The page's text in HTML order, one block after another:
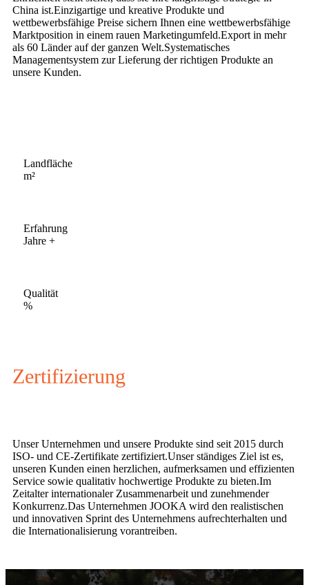
China ist.Einzigartige und kreative Produkte und
wettbewerbsfähige Preise sichern Ihnen eine wettbewerbsfähige
Marktposition in einem rauen Marketingumfeld.Export in mehr
als 60 Länder auf der ganzen Welt.Systematisches
Managementsystem zur Lieferung der richtigen Produkte an
unsere Kunden.
Landfläche
m²
Erfahrung
Jahre +
Qualität
%
Zertifizierung
Unser Unternehmen und unsere Produkte sind seit 2015 durch
ISO- und CE-Zertifikate zertifiziert.Unser ständiges Ziel ist es,
unseren Kunden einen herzlichen, aufmerksamen und effizienten
Service sowie qualitativ hochwertige Produkte zu bieten.Im
Zeitalter internationaler Zusammenarbeit und zunehmender
Konkurrenz.Das Unternehmen JOOKA wird den realistischen
und innovativen Sprint des Unternehmens aufrechterhalten und
die Internationalisierung vorantreiben.